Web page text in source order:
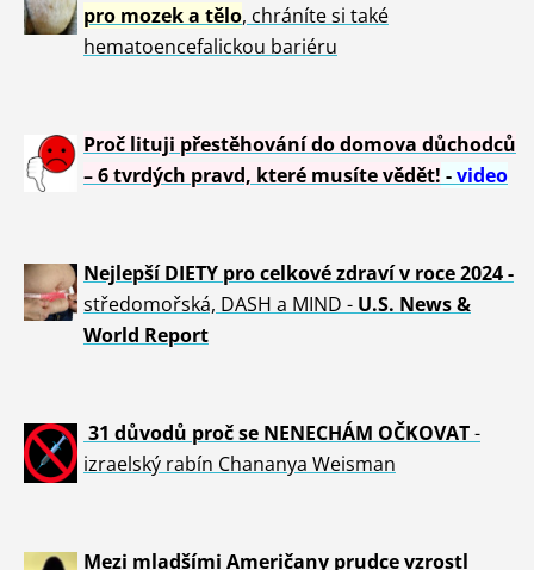
pro mozek a tělo, chráníte si také
hematoencefalickou bariéru
Proč lituji přestěhování do domova důchodců
– 6 tvrdých pravd, které musíte vědět! -video
Nejlepší DIETY pro celkové zdraví v roce 2024 -
středomořská, DASH a MIND - U.S. News &
World Report
31 důvodů proč se NENECHÁM OČKOVAT-
izraelský rabín Chananya Weisman
Mezi mladšími Američany prudce vzrostl